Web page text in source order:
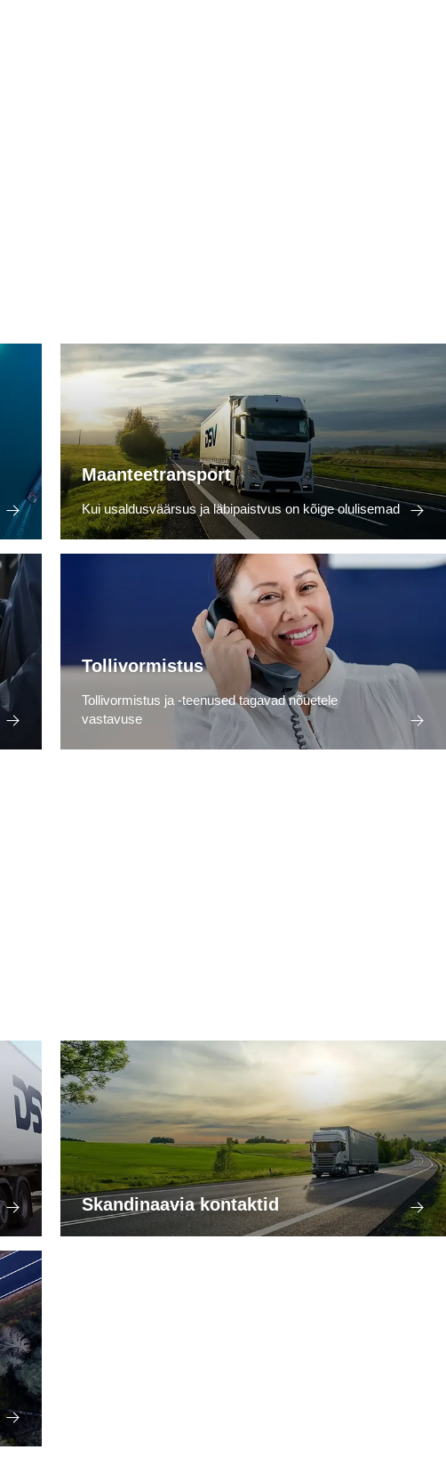
Maanteetransport
Kui usaldusväärsus ja läbipaistvus on kõige olulisemad
Tollivormistus
Tollivormistus ja -teenused tagavad nõuetele
vastavuse
Skandinaavia kontaktid